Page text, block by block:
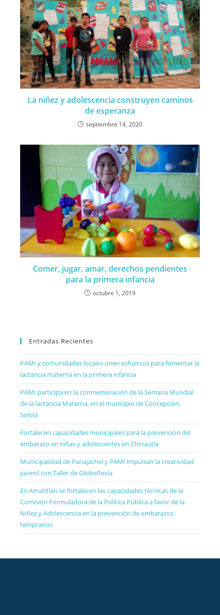
La niñez y adolescencia construyen caminos
de esperanza
septiembre 14, 2020
Comer, jugar, amar, derechos pendientes
para la primera infancia
octubre 1, 2019
Entradas Recientes
PAMI y comunidades locales unen esfuerzos para fomentar la
lactancia materna en la primera infancia
PAMI participa en la conmemoración de la Semana Mundial
de la lactancia Materna, en el municipio de Concepción,
Sololá
Fortalecen capacidades municipales para la prevención del
embarazo en niñas y adolescentes en Chinautla
Municipalidad de Panajachel y PAMI impulsan la creatividad
juvenil con Taller de Globoflexia
En Amatitlán se fortalecen las capacidades técnicas de la
Comisión Formuladora de la Política Pública a favor de la
Niñez y Adolescencia en la prevención de embarazos
tempranos